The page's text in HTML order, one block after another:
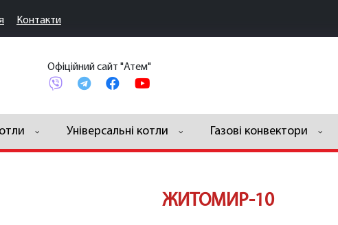
Контакти
Офіційний сайт "Атем"
Універсальні котли Газові конвектори
ЖИТОМИР-10